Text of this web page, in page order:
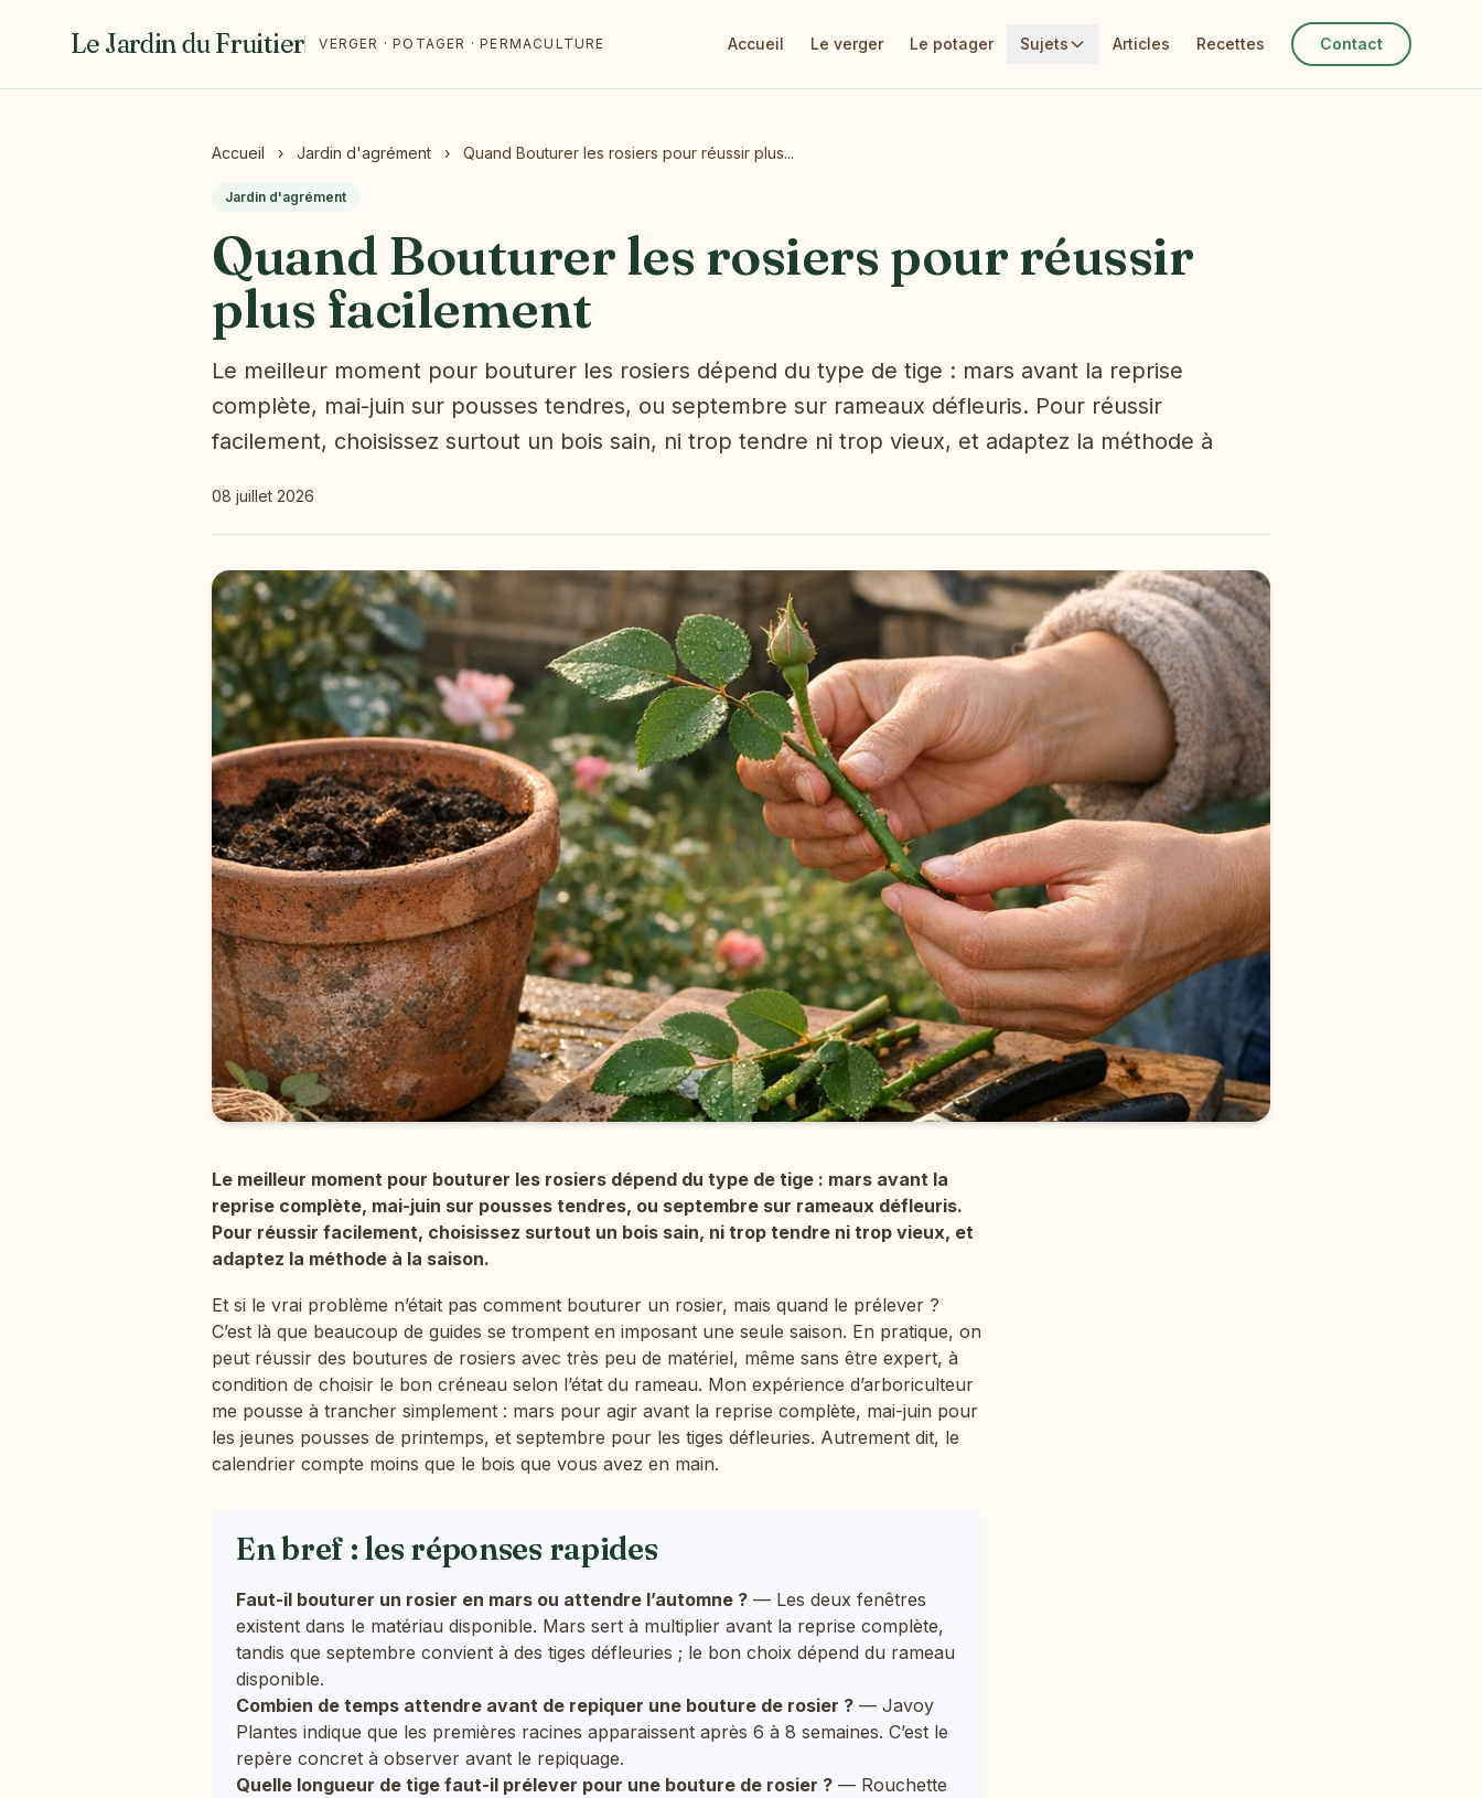
Le Jardin du Fruitier VERGER · POTAGER · PERMACULTURE Accueil Le verger Le potager Sujets Articles Recettes Contact
Accueil › Jardin d'agrément › Quand Bouturer les rosiers pour réussir plus...
Jardin d'agrément
Quand Bouturer les rosiers pour réussir
plus facilement
Le meilleur moment pour bouturer les rosiers dépend du type de tige : mars avant la reprise
complète, mai-juin sur pousses tendres, ou septembre sur rameaux défleuris. Pour réussir
facilement, choisissez surtout un bois sain, ni trop tendre ni trop vieux, et adaptez la méthode à
08 juillet 2026
Le meilleur moment pour bouturer les rosiers dépend du type de tige : mars avant la
reprise complète, mai-juin sur pousses tendres, ou septembre sur rameaux défleuris.
Pour réussir facilement, choisissez surtout un bois sain, ni trop tendre ni trop vieux, et
adaptez la méthode à la saison.
Et si le vrai problème n’était pas comment bouturer un rosier, mais quand le prélever ?
C’est là que beaucoup de guides se trompent en imposant une seule saison. En pratique, on
peut réussir des boutures de rosiers avec très peu de matériel, même sans être expert, à
condition de choisir le bon créneau selon l’état du rameau. Mon expérience d’arboriculteur
me pousse à trancher simplement : mars pour agir avant la reprise complète, mai-juin pour
les jeunes pousses de printemps, et septembre pour les tiges défleuries. Autrement dit, le
calendrier compte moins que le bois que vous avez en main.
En bref : les réponses rapides
Faut-il bouturer un rosier en mars ou attendre l’automne ? — Les deux fenêtres
existent dans le matériau disponible. Mars sert à multiplier avant la reprise complète,
tandis que septembre convient à des tiges défleuries ; le bon choix dépend du rameau
disponible.
Combien de temps attendre avant de repiquer une bouture de rosier ? — Javoy
Plantes indique que les premières racines apparaissent après 6 à 8 semaines. C’est le
repère concret à observer avant le repiquage.
Quelle longueur de tige faut-il prélever pour une bouture de rosier ? — Rouchette